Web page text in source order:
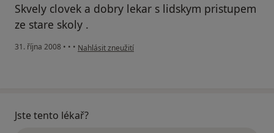
Skvely clovek a dobry lekar s lidskym pristupem
ze stare skoly .
31. října 2008 • • • podle názoru uživatele Libor P.
Nahlásit zneužití
Jste tento lékař?